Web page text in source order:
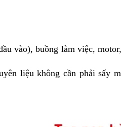
vào), buồng làm việc,
liệu không cần phải sấy